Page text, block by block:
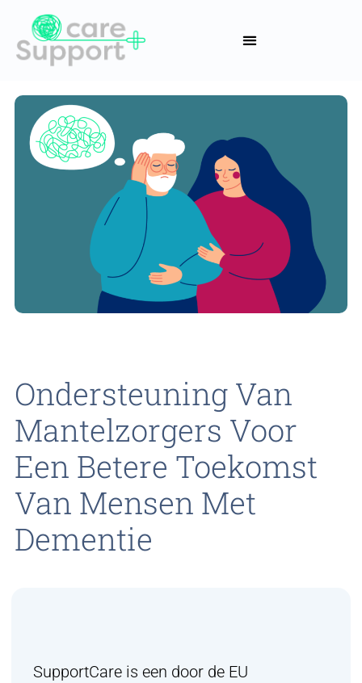
Ondersteuning Van
Mantelzorgers Voor
Een Betere Toekomst
Van Mensen Met
Dementie
SupportCare is een door de EU